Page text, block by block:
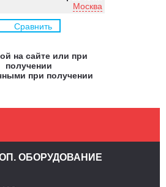
Москва
Сравнить
ОБОРУДОВАНИЕ